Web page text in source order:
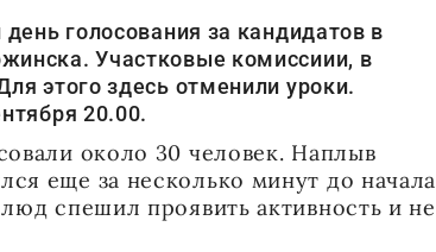
голосования за кандидатов в
Участковые комиссиии, в
этого здесь отменили уроки.
20.00.
около 30 человек. Наплыв
еще за несколько минут до начала
спешил проявить активность и не